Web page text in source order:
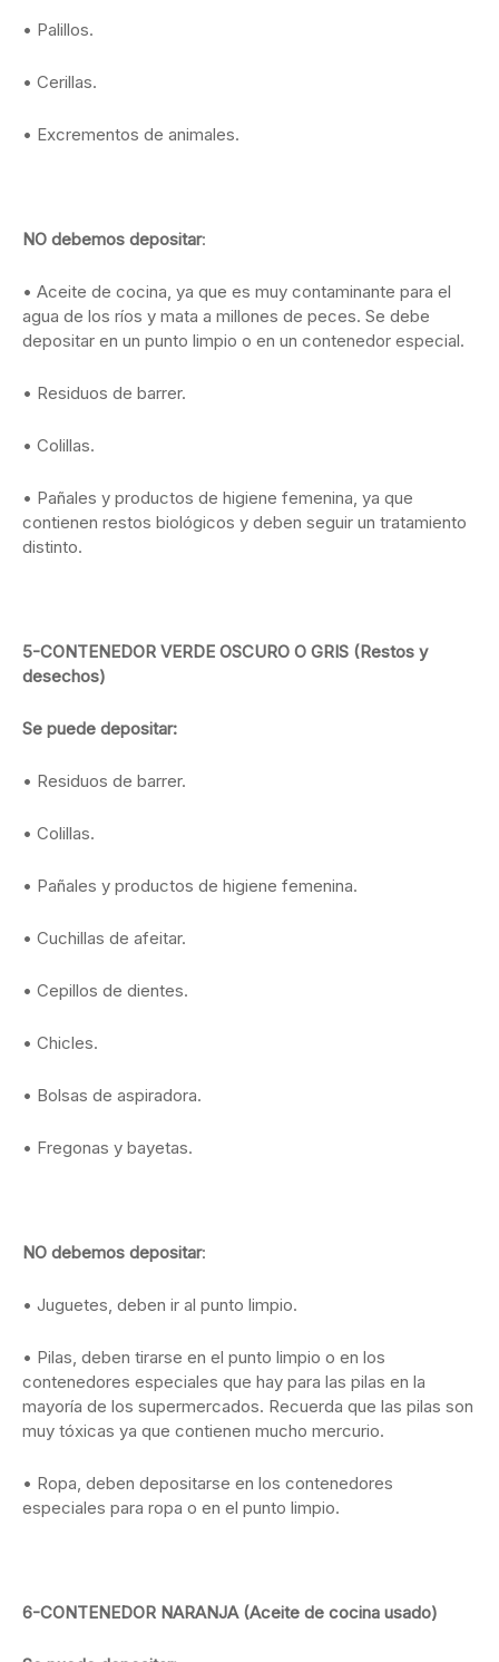
• Palillos.
• Cerillas.
• Excrementos de animales.
NO debemos depositar:
• Aceite de cocina, ya que es muy contaminante para el
agua de los ríos y mata a millones de peces. Se debe
depositar en un punto limpio o en un contenedor especial.
• Residuos de barrer.
• Colillas.
• Pañales y productos de higiene femenina, ya que
contienen restos biológicos y deben seguir un tratamiento
distinto.
5-CONTENEDOR VERDE OSCURO O GRIS (Restos y
desechos)
Se puede depositar:
• Residuos de barrer.
• Colillas.
• Pañales y productos de higiene femenina.
• Cuchillas de afeitar.
• Cepillos de dientes.
• Chicles.
• Bolsas de aspiradora.
• Fregonas y bayetas.
NO debemos depositar:
• Juguetes, deben ir al punto limpio.
• Pilas, deben tirarse en el punto limpio o en los
contenedores especiales que hay para las pilas en la
mayoría de los supermercados. Recuerda que las pilas son
muy tóxicas ya que contienen mucho mercurio.
• Ropa, deben depositarse en los contenedores
especiales para ropa o en el punto limpio.
6-CONTENEDOR NARANJA (Aceite de cocina usado)